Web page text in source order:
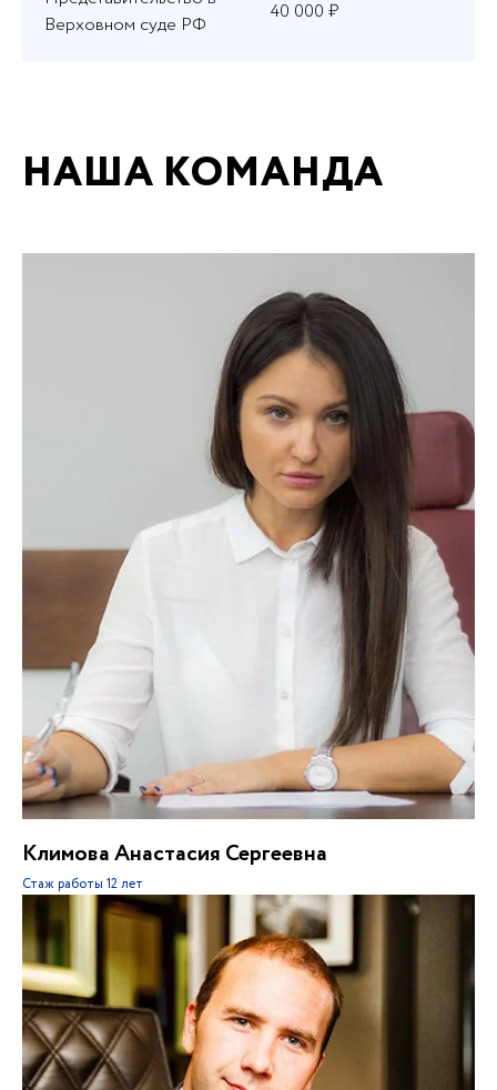
Верховном суде РФ
40 000 ₽
НАША КОМАНДА
Климова Анастасия Сергеевна
Стаж работы 12 лет